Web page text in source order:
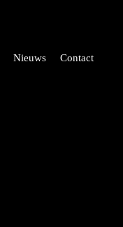
Nieuws Contact